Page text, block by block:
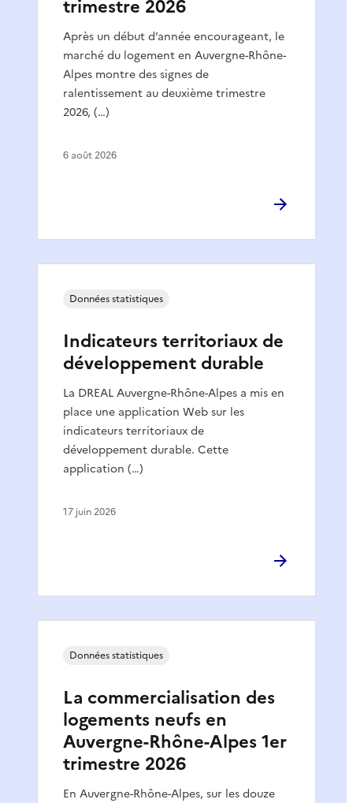
trimestre 2026
Après un début d’année encourageant, le
marché du logement en Auvergne-Rhône-
Alpes montre des signes de
ralentissement au deuxième trimestre
2026, (…)
6 août 2026
Indicateurs territoriaux de
développement durable
La DREAL Auvergne-Rhône-Alpes a mis en
place une application Web sur les
indicateurs territoriaux de
développement durable. Cette
application (…)
Données statistiques
17 juin 2026
La commercialisation des
logements neufs en
Auvergne-Rhône-Alpes 1er
trimestre 2026
En Auvergne-Rhône-Alpes, sur les douze
Données statistiques